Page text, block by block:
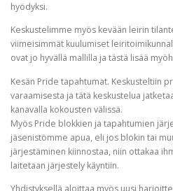
hyödyksi.
Keskustelimme myös kevään leirin
viimeisimmät kuulumiset
ovat jo hyvällä mallilla ja tästä lisää
Kesän Pride tapahtumat. Keskusteltiin
varaamisesta ja tätä keskustelua
kanavalla kokousten välissä.
Myös Pride blokkien ja tapahtumien
jäsenistömme apua, eli jos blokin tai
järjestäminen kiinnostaa, niin ottakaa
laitetaan järjestely käyntiin.
Yhdistyksellä aloittaa myös uusi